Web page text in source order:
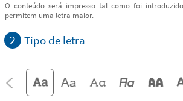
O conteúdo será impresso tal como foi
permitem uma letra maior.
2 Tipo de letra